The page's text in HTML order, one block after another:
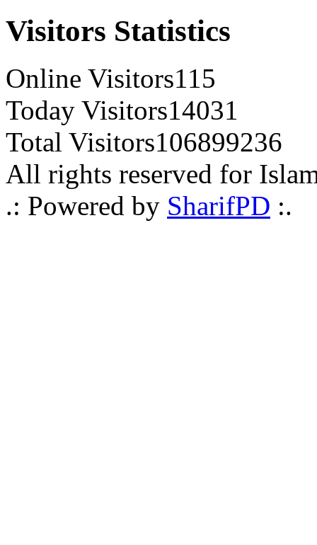
Visitors Statistics
Online Visitors115
Today Visitors14031
Total Visitors106899236
All rights reserved for
.: Powered by SharifPD :.